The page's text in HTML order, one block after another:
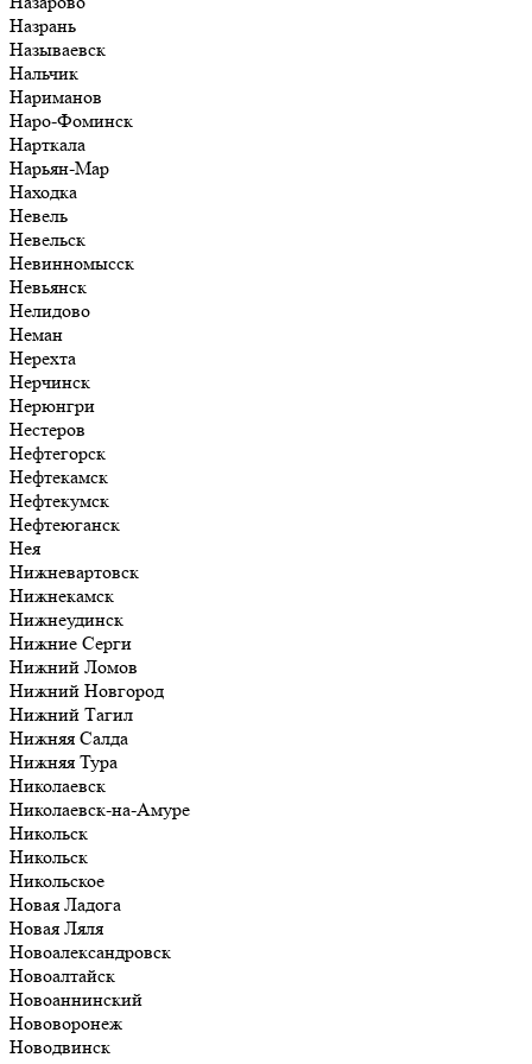
Назрань
Называевск
Нальчик
Нариманов
Наро-Фоминск
Нарткала
Нарьян-Мар
Находка
Невель
Невельск
Невинномысск
Невьянск
Нелидово
Неман
Нерехта
Нерчинск
Нерюнгри
Нестеров
Нефтегорск
Нефтекамск
Нефтекумск
Нефтеюганск
Нея
Нижневартовск
Нижнекамск
Нижнеудинск
Нижние Серги
Нижний Ломов
Нижний Новгород
Нижний Тагил
Нижняя Салда
Нижняя Тура
Николаевск
Николаевск-на-Амуре
Никольск
Никольск
Никольское
Новая Ладога
Новая Ляля
Новоалександровск
Новоалтайск
Новоаннинский
Нововоронеж
Новодвинск